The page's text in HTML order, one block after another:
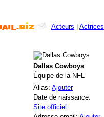
Acteurs Actrices
Dallas Cowboys
Équipe de la NFL
Alias: Ajouter
Date de naissance:
Site officiel